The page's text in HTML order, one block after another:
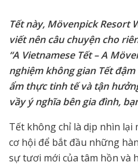
Tết này, Mövenpick Resort
viết nên câu chuyện cho
“A Vietnamese Tết – A
nghiệm không gian Tết
ẩm thực tinh tế và tận
vầy ý nghĩa bên gia đình,
Tết không chỉ là dịp nhìn lại
cơ hội để bắt đầu những
sự tươi mới của tâm hồn và